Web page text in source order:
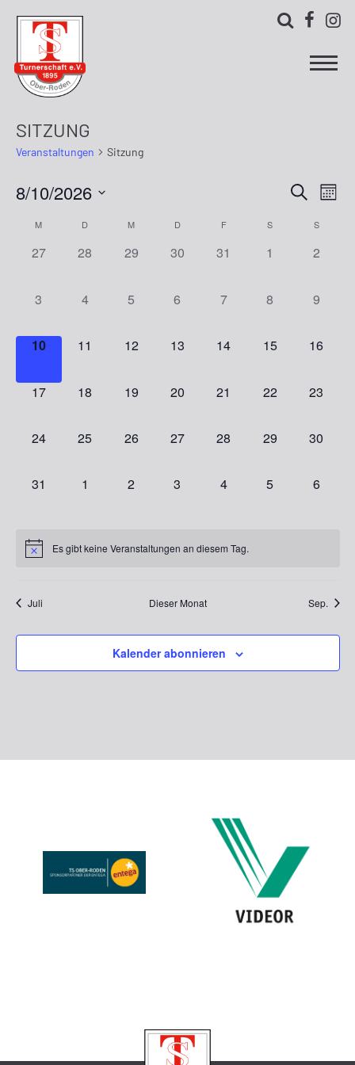
  
SITZUNG
Veranstaltungen Sitzung
Suche
und
Suche
Monat
8/10/2026
wählen.
Kalender
von
Veranstaltungen
M D M D F S S
0
27
0
28
0
29
0
30
0
31
0
1
0
2
0
3
0
4
0
5
0
6
0
7
0
8
0
9
0
10
0
11
0
12
0
13
0
14
0
15
0
16
0
17
0
18
0
19
0
20
0
21
0
22
0
23
0
24
0
25
0
26
0
27
0
28
0
29
0
30
0
31
0
1
0
2
0
3
0
4
0
5
0
6
Es gibt keine Veranstaltungen an diesem Tag.
Juli Dieser Monat Sep.
Kalender abonnieren